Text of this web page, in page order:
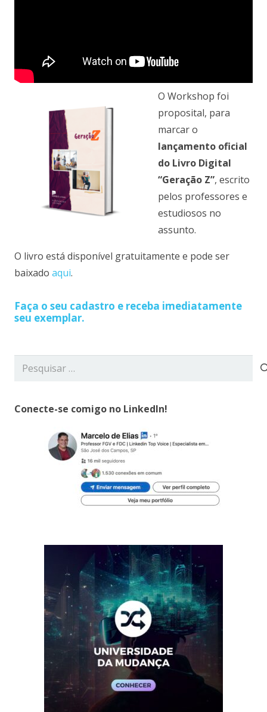
O Workshop foi
proposital, para
marcar o
lançamento oficial
do Livro Digital
“Geração Z”, escrito
pelos professores e
estudiosos no
assunto.
O livro está disponível gratuitamente e pode ser
baixado aqui.
Faça o seu cadastro e receba imediatamente
seu exemplar.
Pesquisar
Conecte-se comigo no LinkedIn!